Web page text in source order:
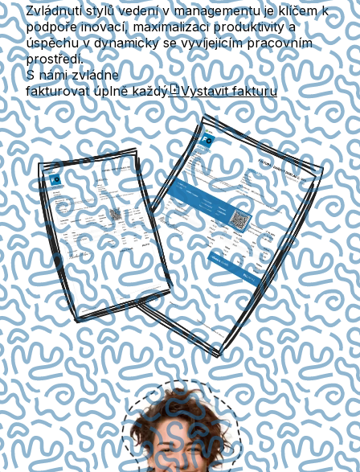
Zvládnutí stylů vedení v managementu je klíčem k
podpoře inovací, maximalizaci produktivity a
úspěchu v dynamicky se vyvíjejícím pracovním
prostředí.
S námi zvládne
fakturovat úplně každý
Vystavit fakturu